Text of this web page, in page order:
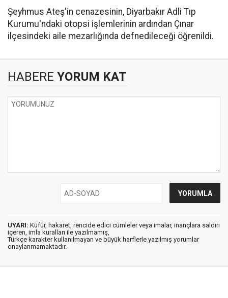
Şeyhmus Ateş'in cenazesinin, Diyarbakır Adli Tıp
Kurumu'ndaki otopsi işlemlerinin ardından Çınar
ilçesindeki aile mezarlığında defnedileceği öğrenildi.
HABERE YORUM KAT
UYARI: Küfür, hakaret, rencide edici cümleler veya imalar, inançlara saldırı
içeren, imla kuralları ile yazılmamış,
Türkçe karakter kullanılmayan ve büyük harflerle yazılmış yorumlar
onaylanmamaktadır.